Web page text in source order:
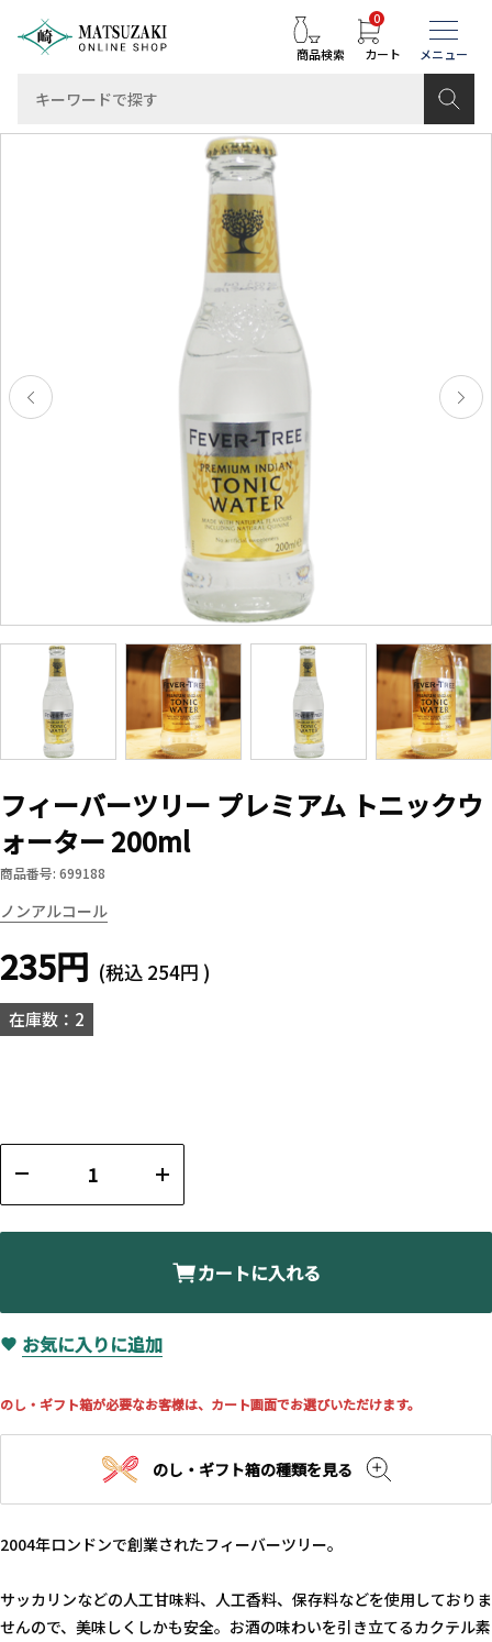
商品検索 カート
0
フィーバーツリー プレミアム トニックウ
ォーター 200ml
商品番号: 699188
ノンアルコール
235円 (税込 254円 )
在庫数：2
カートに入れる
お気に入りに追加
のし・ギフト箱が必要なお客様は、カート画面でお選びいただけます。
のし・ギフト箱の種類を見る
2004年ロンドンで創業されたフィーバーツリー。
サッカリンなどの人工甘味料、人工香料、保存料などを使用しておりま
せんので、美味しくしかも安全。お酒の味わいを引き立てるカクテル素